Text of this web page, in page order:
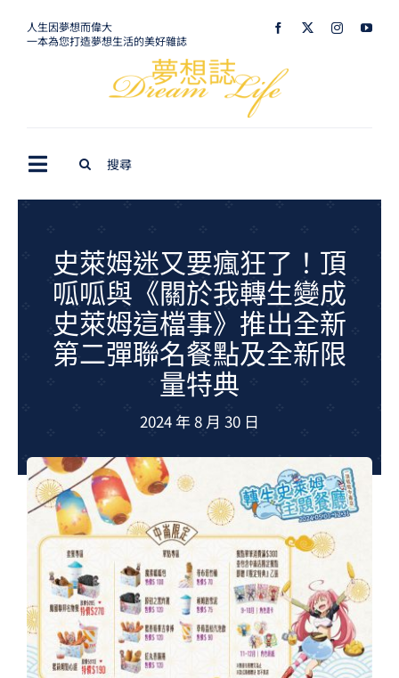
人生因夢想而偉大
一本為您打造夢想生活的美好雜誌
Toggle
Navigation
生活美學
室內設計
購屋指南
GCU大賽
夢想購物
史萊姆迷又要瘋狂了！頂
呱呱與《關於我轉生變成
史萊姆這檔事》推出全新
第二彈聯名餐點及全新限
量特典
2024 年 8 月 30 日